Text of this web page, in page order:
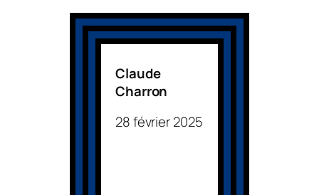
Claude
Charron
28 février 2025